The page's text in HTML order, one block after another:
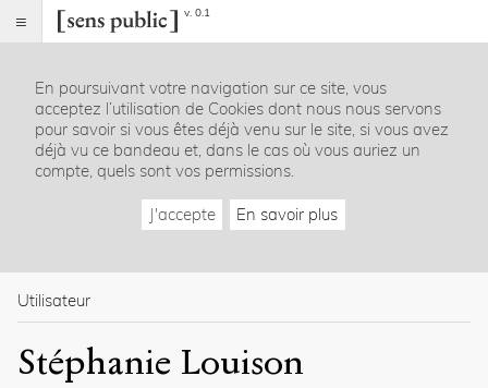
v. 0.1
Index
Rubriques
Essais
La
revue
En poursuivant votre navigation sur ce site, vous
acceptez l’utilisation de Cookies dont nous nous servons
pour savoir si vous êtes déjà venu sur le site, si vous avez
déjà vu ce bandeau et, dans le cas où vous auriez un
compte, quels sont vos permissions.
J'accepte En savoir plus
Utilisateur
Stéphanie Louison